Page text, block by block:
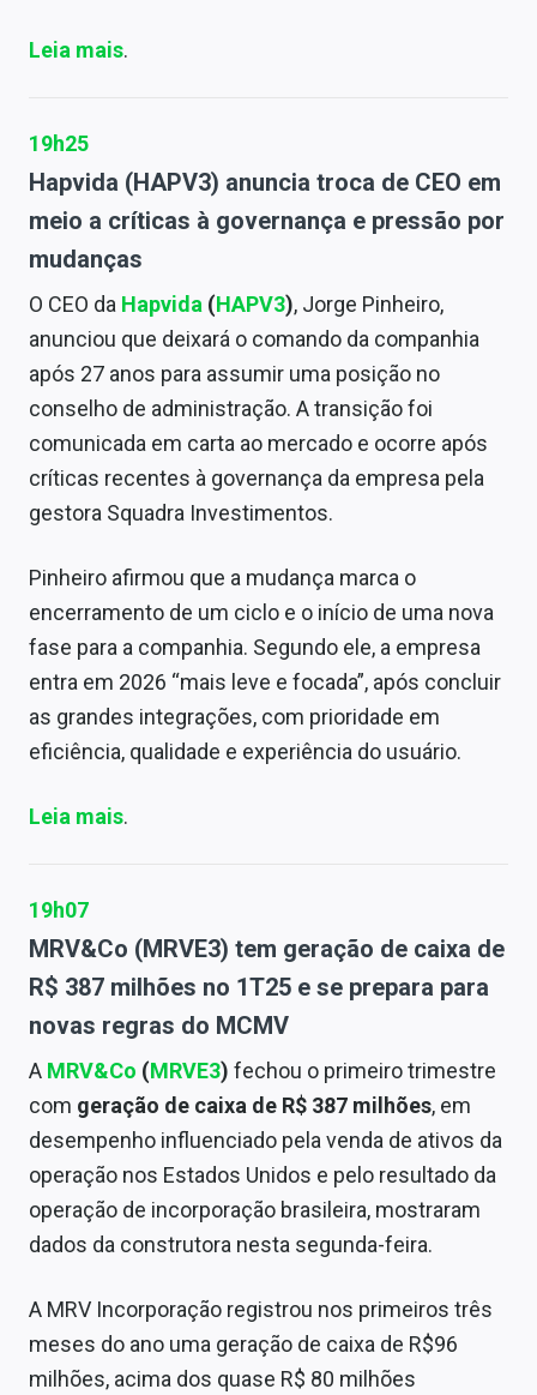
Leia mais.
19h25
Hapvida (HAPV3) anuncia troca de CEO em
meio a críticas à governança e pressão por
mudanças
O CEO da Hapvida (HAPV3), Jorge Pinheiro,
anunciou que deixará o comando da companhia
após 27 anos para assumir uma posição no
conselho de administração. A transição foi
comunicada em carta ao mercado e ocorre após
críticas recentes à governança da empresa pela
gestora Squadra Investimentos.
Pinheiro afirmou que a mudança marca o
encerramento de um ciclo e o início de uma nova
fase para a companhia. Segundo ele, a empresa
entra em 2026 “mais leve e focada”, após concluir
as grandes integrações, com prioridade em
eficiência, qualidade e experiência do usuário.
Leia mais.
19h07
MRV&Co (MRVE3) tem geração de caixa de
R$ 387 milhões no 1T25 e se prepara para
novas regras do MCMV
A MRV&Co (MRVE3) fechou o primeiro trimestre
com geração de caixa de R$ 387 milhões, em
desempenho influenciado pela venda de ativos da
operação nos Estados Unidos e pelo resultado da
operação de incorporação brasileira, mostraram
dados da construtora nesta segunda-feira.
A MRV Incorporação registrou nos primeiros três
meses do ano uma geração de caixa de R$96
milhões, acima dos quase R$ 80 milhões